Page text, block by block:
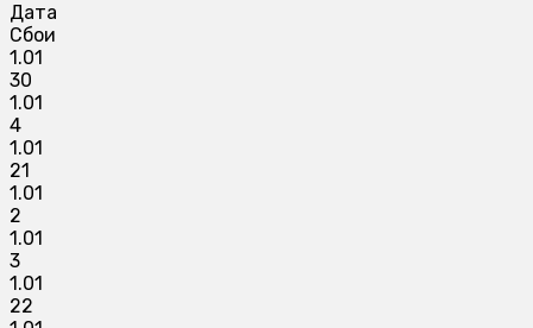
Дата
Сбои
1.01
30
1.01
4
1.01
21
1.01
2
1.01
3
1.01
22